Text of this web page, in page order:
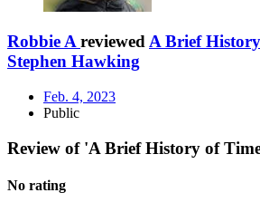
Robbie A reviewedA Brief
Stephen Hawking
Feb. 4, 2023
Public
Review of 'A Brief History of
No rating